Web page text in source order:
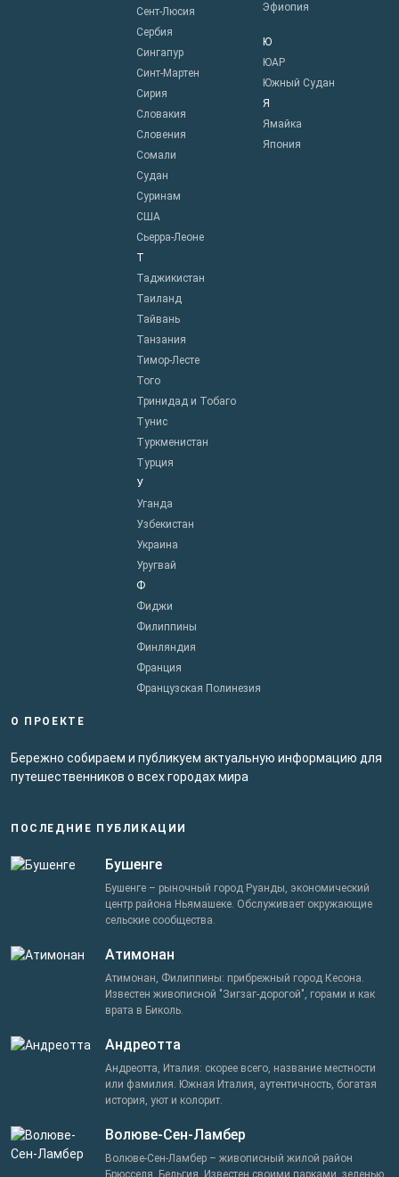
Сент-Люсия
Сербия
Сингапур
Синт-Мартен
Сирия
Словакия
Словения
Сомали
Судан
Суринам
США
Сьерра-Леоне
Т
Таджикистан
Таиланд
Тайвань
Танзания
Тимор-Лесте
Того
Тринидад и Тобаго
Тунис
Туркменистан
Турция
У
Уганда
Узбекистан
Украина
Уругвай
Ф
Фиджи
Филиппины
Финляндия
Франция
Французская Полинезия
Эфиопия
Ю
ЮАР
Южный Судан
Я
Ямайка
Япония
О ПРОЕКТЕ
Бережно собираем и публикуем актуальную информацию для
путешественников о всех городах мира
ПОСЛЕДНИЕ ПУБЛИКАЦИИ
Бушенге
Бушенге – рыночный город Руанды, экономический
центр района Ньямашеке. Обслуживает окружающие
сельские сообщества.
Атимонан
Атимонан, Филиппины: прибрежный город Кесона.
Известен живописной "Зигзаг-дорогой", горами и как
врата в Биколь.
Андреотта
Андреотта, Италия: скорее всего, название местности
или фамилия. Южная Италия, аутентичность, богатая
история, уют и колорит.
Волюве-Сен-Ламбер
Волюве-Сен-Ламбер – живописный жилой район
Брюсселя, Бельгия. Известен своими парками, зеленью